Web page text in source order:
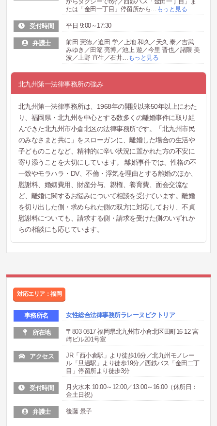
たは「金田一丁目」停留所から… もっと見る
受付時間 平日 9:00～17:30
弁護士
前田 憲徳／迫田 学／上地 和久／天久 泰／吉武
みゆき／田篭 亮博／池上 遊／今里 晋也／諸隈 美
波／上野 直生／石井… もっと見る
北九州第一法律事務所の強み
北九州第一法律事務所は、1968年の開設以来50年以上にわた
り、福岡県・北九州を中心とする数多くの離婚事件に取り組
んできた北九州市小倉北区の法律事務所です。「北九州市民
のみなさまと共に」をスローガンに、離婚した場合の生活や
子どものことなど、精神的に辛い状況に置かれた方の不安に
寄り添うことを大切にしています。 離婚事件では、性格の不
一致やモラハラ・DV、不倫・浮気を理由とする離婚のほか、
慰謝料、婚姻費用、財産分与、親権、養育費、面会交流な
ど、離婚に関するお悩みについて相談を受けています。離婚
を切り出した側・求められた側の双方に対応しており、不貞
慰謝料についても、請求する側・請求を受けた側のいずれか
らの相談にも応じています。
対応エリア：福岡
事務所名 女性総合法律事務所ラレーヌビクトリア
所在地
〒803-0817 福岡県北九州市小倉北区田町16-12 宮
崎ビル201号室
アクセス
JR「西小倉駅」より徒歩16分／北九州モノレー
ル「旦過駅」より徒歩19分／西鉄バス「金田二丁
目」停留所より徒歩3分
受付時間
月火水木 10:00～12:00／13:00～16:00（休所日：
金土日祝）
弁護士 後藤 景子